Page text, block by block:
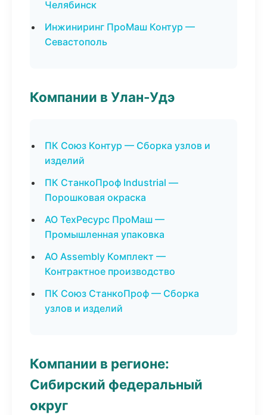
Челябинск
Инжиниринг ПроМаш Контур —
Севастополь
Компании в Улан-Удэ
ПК Союз Контур — Сборка узлов и
изделий
ПК СтанкоПроф Industrial —
Порошковая окраска
АО ТехРесурс ПроМаш —
Промышленная упаковка
АО Assembly Комплект —
Контрактное производство
ПК Союз СтанкоПроф — Сборка
узлов и изделий
Компании в регионе:
Сибирский федеральный
округ